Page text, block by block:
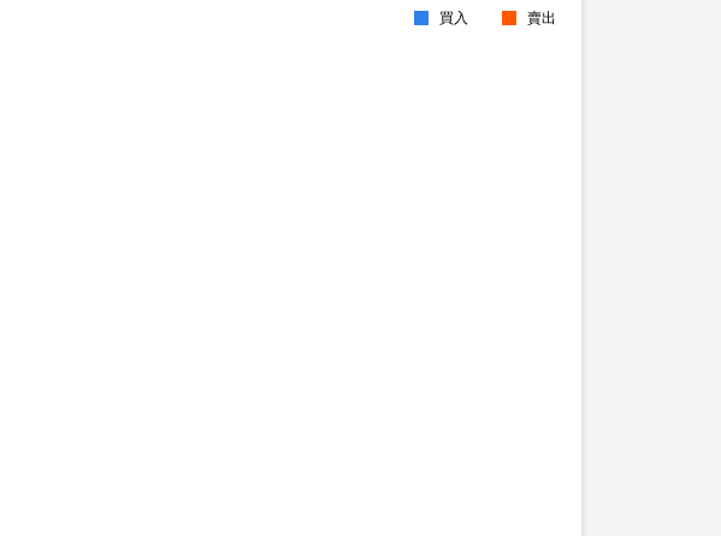
買入 賣出